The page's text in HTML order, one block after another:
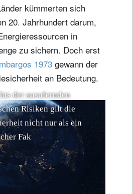
kümmerten sich
20. Jahrhundert darum,
in
zu sichern. Doch erst
1973 gewann der
an Bedeutung.
hts der ausufernden
chen Risiken gilt die
erheit nicht nur als ein
cher Fakto r , de d
wa hs n G